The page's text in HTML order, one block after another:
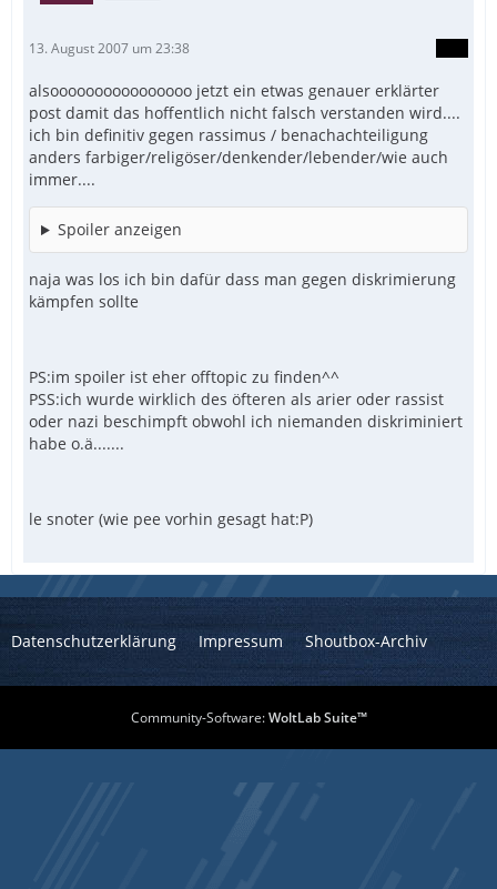
13. August 2007 um 23:38
alsoooooooooooooooo jetzt ein etwas genauer erklärter
post damit das hoffentlich nicht falsch verstanden wird....
ich bin definitiv gegen rassimus / benachachteiligung
anders farbiger/religöser/denkender/lebender/wie auch
immer....
Spoiler anzeigen
naja was los ich bin dafür dass man gegen diskrimierung
kämpfen sollte
PS:im spoiler ist eher offtopic zu finden^^
PSS:ich wurde wirklich des öfteren als arier oder rassist
oder nazi beschimpft obwohl ich niemanden diskriminiert
habe o.ä.......
le snoter (wie pee vorhin gesagt hat:P)
Datenschutzerklärung Impressum Shoutbox-Archiv
Community-Software:WoltLab Suite™